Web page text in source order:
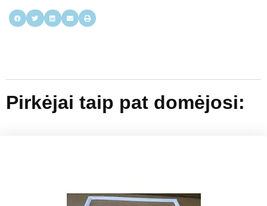
Pirkėjai taip pat domėjosi: